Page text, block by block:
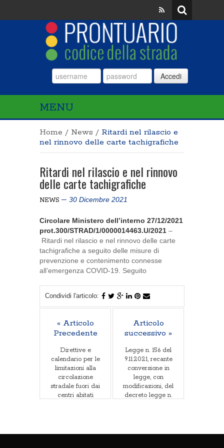
Accedi
MENU
Home / News / Ritardi nel rilascio e
nel rinnovo delle carte tachigrafiche
Ritardi nel rilascio e nel rinnovo
delle carte tachigrafiche
NEWS 30 Dicembre 2021
Circolare Ministero dell’interno 27/12/2021
prot.300/STRAD/1/0000014463.U/2021 –
Ritardi nel rilascio e nel rinnovo delle carte
tachigrafiche a seguito delle misure di
prevenzione e contenimento connesse
all’emergenza COVID-19. Seguito
Condividi l'articolo:
« Articolo
Precedente
Direttive e
calendario per le
limitazioni alla
circolazione
stradale fuori dai
centri abitati
Articolo
successivo »
Legge n. 156 del
9.11.2021, recante
conversione in
legge, con
modificazioni, del
decreto legge n.